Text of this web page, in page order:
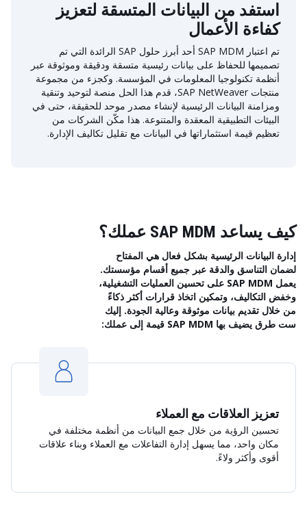
استفد من البيانات المتسقة لتعزيز
كفاءة الأعمال
تم اعتبار SAP MDM أحد أبرز حلول SAP الرائدة التي تم
تصميمها للحفاظ على بيانات رئيسية متسقة ودقيقة وموثوقة عبر
أنظمة تكنولوجيا المعلومات في المؤسسة. وكجزء من مجموعة
منتجات SAP NetWeaver، قدم هذا الحل منصة لتوحيد وتنقية
ومزامنة البيانات الرئيسية لإنشاء مصدر موحد للحقيقة، حتى في
البيئات التطبيقية المعقدة والمتنوعة. هذا مكّن الشركات من
تعظيم قيمة استثماراتها في البيانات مع تقليل تكاليف الإدارة.
كيف يساعد SAP MDM عملك؟
إدارة البيانات الرئيسية بشكل فعال هي المفتاح
لضمان التناسق والدقة عبر جميع أقسام مؤسستك.
يعمل SAP MDM على تحسين العمليات التشغيلية،
وخفض التكاليف، وتمكين اتخاذ قرارات أكثر ذكاءً
من خلال تقديم بيانات موثوقة وعالية الجودة. إليك
ست طرق يضيف بها SAP MDM قيمة إلى عملك:
تعزيز العلاقات مع العملاء
تحسين الرؤية من خلال جمع البيانات من أنظمة مختلفة في
مكان واحد، مما يسهل إدارة التفاعلات مع العملاء وبناء علاقات
أقوى وأكثر ولاءً.